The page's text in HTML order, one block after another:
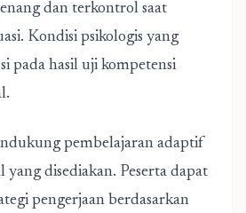
dan terkontrol saat
Kondisi psikologis yang
pada hasil uji kompetensi
pembelajaran adaptif
yang disediakan. Peserta dapat
pengerjaan berdasarkan